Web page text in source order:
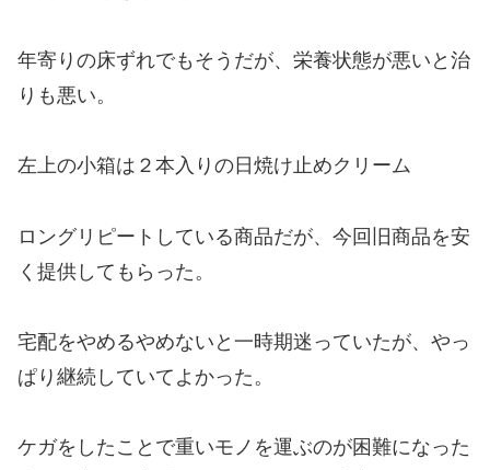
年寄りの床ずれでもそうだが、栄養状態が悪いと治
りも悪い。
左上の小箱は２本入りの日焼け止めクリーム
ロングリピートしている商品だが、今回旧商品を安
く提供してもらった。
宅配をやめるやめないと一時期迷っていたが、やっ
ぱり継続していてよかった。
ケガをしたことで重いモノを運ぶのが困難になった